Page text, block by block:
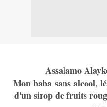
Assalamo
Mon baba sans alcool,
d'un sirop de fruits